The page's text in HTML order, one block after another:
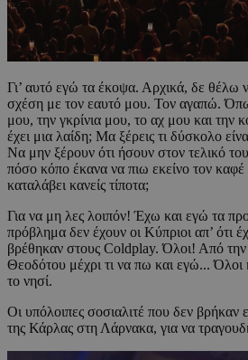
Γι’ αυτό εγώ τα έκοψα. Αρχικά, δε θέλω
σχέση με τον εαυτό μου. Τον αγαπώ.
μου, την γκρίνια μου, το αχ μου και την
έχει μια λαίδη; Μα ξέρεις τι δύσκολο
Να μην ξέρουν ότι ήσουν στον τελικό
πόσο κόπο έκανα να πιω εκείνο τον
καταλάβει κανείς τίποτα;
Για να μη λες λοιπόν! Έχω και εγώ τα
πρόβλημα δεν έχουν οι Κύπριοι απ’ ότι
βρέθηκαν στους Coldplay. Όλοι! Από
Θεοδότου μέχρι τι να πω και εγώ... Όλοι
το νησί.
Οι υπόλοιπες σοσιαλιτέ που δεν βρήκαν
της Κάρλας στη Λάρνακα, για να